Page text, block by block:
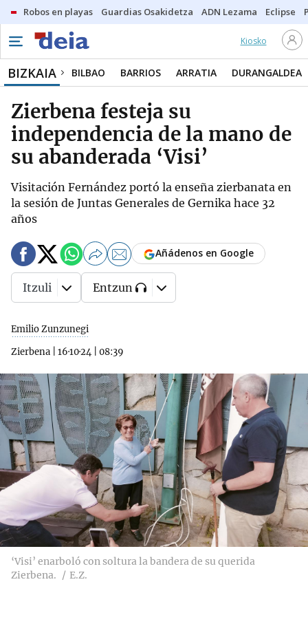
Robos en playas Guardias Osakidetza ADN Lezama Eclipse
Kiosko
BIZKAIA BILBAO BARRIOS ARRATIA DURANGALDEA
Zierbena festeja su
independencia de la mano de
su abanderada ‘Visi’
Visitación Fernández portó la enseña zierbanata en
la sesión de Juntas Generales de Gernika hace 32
años
Emilio Zunzunegi
Zierbena
16·10·24 08:39
Añádenos en Google
Itzuli Entzun
‘Visi’ enarboló con soltura la bandera de su querida
Zierbena.
E.Z.